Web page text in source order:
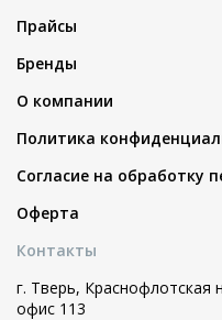
Прайсы
Бренды
О компании
Политика
Согласие на обработку
Оферта
Контакты
г. Тверь, Краснофлотская
офис 113